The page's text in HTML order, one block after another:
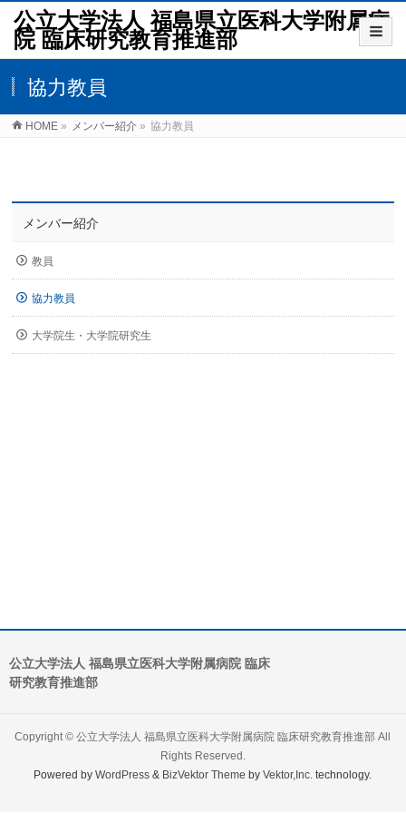
公立大学法人 福島県立医科大学附属病
院 臨床研究教育推進部
協力教員
HOME » メンバー紹介 » 協力教員
メンバー紹介
教員
協力教員
大学院生・大学院研究生
公立大学法人 福島県立医科大学附属病院 臨床
研究教育推進部
Copyright ©公立大学法人 福島県立医科大学附属病院 臨床研究教育推進部 All
Rights Reserved.
Powered byWordPress & BizVektor Theme byVektor,Inc. technology.